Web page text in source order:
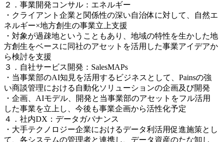
２．事業開発コンサル：エネルギー
・クライアント企業と関係性の深い自治体に対して、自然エ
ネルギー×地方創生の事業立上支援
・対象が過疎地ということもあり、地域の特性を生かした地
方創生をベースに同社のアセットを活用した事業アイデアか
ら検討を支援
３．自社サービス開発：SalesMAPs
・当事業部のAI知見を活用するビジネスとして、Painsの強
い商談管理における自動化ソリューションの企画及び開発
・企画、AIモデル、開発と当事業部のアセットをフル活用
した事業を立上し、今後も事業企画から活性化予定
４．社内DX：データガバナンス
・大手テクノロジー企業におけるデータ利活用促進施策とし
て、各システムの管理者と連携し、データ資産のたな卸し